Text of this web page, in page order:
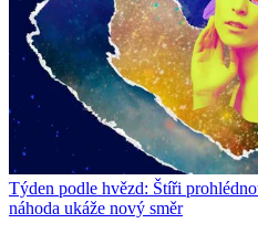
Týden podle hvězd: Štíři
náhoda ukáže nový směr